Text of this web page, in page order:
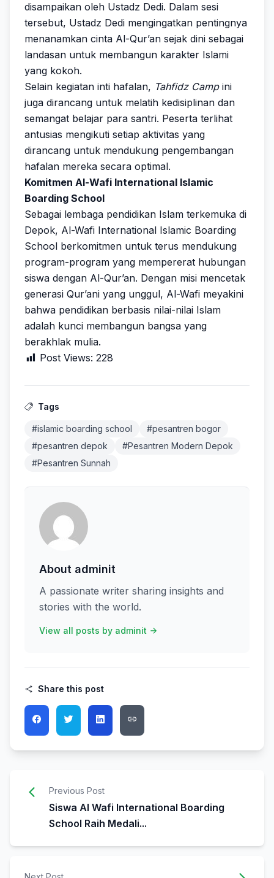
disampaikan oleh Ustadz Dedi. Dalam sesi
tersebut, Ustadz Dedi mengingatkan pentingnya
menanamkan cinta Al-Qur’an sejak dini sebagai
landasan untuk membangun karakter Islami
yang kokoh.
Selain kegiatan inti hafalan, Tahfidz Campini
juga dirancang untuk melatih kedisiplinan dan
semangat belajar para santri. Peserta terlihat
antusias mengikuti setiap aktivitas yang
dirancang untuk mendukung pengembangan
hafalan mereka secara optimal.
Komitmen Al-Wafi International Islamic
Boarding School
Sebagai lembaga pendidikan Islam terkemuka di
Depok, Al-Wafi International Islamic Boarding
School berkomitmen untuk terus mendukung
program-program yang mempererat hubungan
siswa dengan Al-Qur’an. Dengan misi mencetak
generasi Qur’ani yang unggul, Al-Wafi meyakini
bahwa pendidikan berbasis nilai-nilai Islam
adalah kunci membangun bangsa yang
berakhlak mulia.
Post Views: 228
Tags
#islamic boarding school
#pesantren bogor
#pesantren depok
#Pesantren Modern Depok
#Pesantren Sunnah
About adminit
A passionate writer sharing insights and
stories with the world.
View all posts by adminit
Share this post
Previous Post
Siswa Al Wafi International Boarding
School Raih Medali...